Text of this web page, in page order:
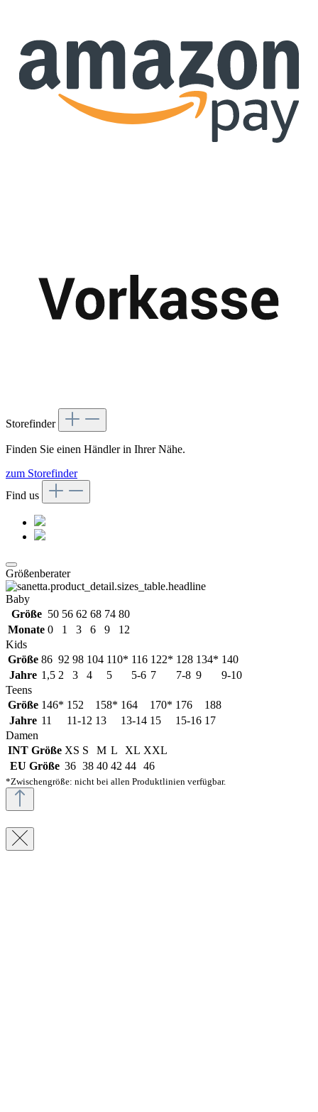
Storefinder
Finden Sie einen Händler in Ihrer Nähe.
zum Storefinder
Find us
Größenberater
Baby
Größe 50 56 62 68 74 80
Monate 0 1 3 6 9
12
Kids
Größe 86 92 98 104 110* 116 122* 128 134* 140
Jahre 1,5 2 3 4 5 5-6 7 7-8 9
9-10
Teens
Größe 146* 152 158* 164 170* 176
188
Jahre 11 11-12 13 13-14 15 15-16 17
Damen
INT Größe XS S M L XL XXL
EU Größe 36 38 40 42 44 46
*Zwischengröße: nicht bei allen Produktlinien verfügbar.